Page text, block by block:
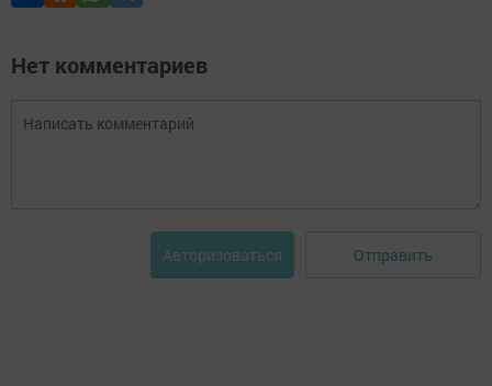
Нет комментариев
Авторизоваться Отправить